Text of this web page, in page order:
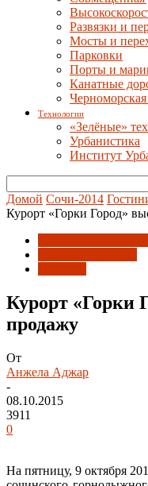
Развязки и
Мосты и
Парковки
Порты и
Канатные
Черноморская
Технологии
«Зелёные»
Урбанистика
Институт
Домой Сочи-2014
Курорт «Горки Город»
Курорт «Горки
продажу
От
Анжела Аджар
-
08.10.2015
3911
0
На пятницу, 9 октября